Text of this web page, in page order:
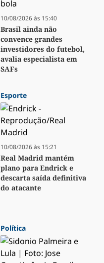
10/08/2026 às 15:40
Brasil ainda não
convence grandes
investidores do futebol,
avalia especialista em
SAFs
Esporte
10/08/2026 às 15:21
Real Madrid mantém
plano para Endrick e
descarta saída definitiva
do atacante
Política